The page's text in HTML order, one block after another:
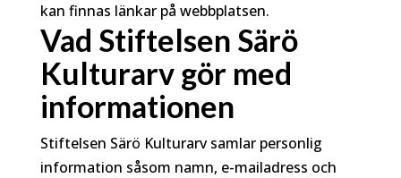
kan finnas länkar på webbplatsen.
Vad Stiftelsen Särö
Kulturarv gör med
informationen
Stiftelsen Särö Kulturarv samlar personlig
information såsom namn, e-mailadress och